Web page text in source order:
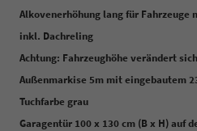
Alkovenerhöhung lang für Fahrzeuge
inkl. Dachreling
Achtung: Fahrzeughöhe verändert
Außenmarkise 5m mit eingebautem
Tuchfarbe grau
Garagentür 100 x 130 cm (B x H) auf